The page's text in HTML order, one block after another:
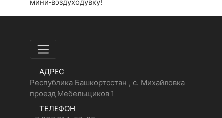
мини‑воздуходувку!
АДРЕС
Республика Башкортостан , с. Михайловка
проезд Мебельщиков 1
ТЕЛЕФОН